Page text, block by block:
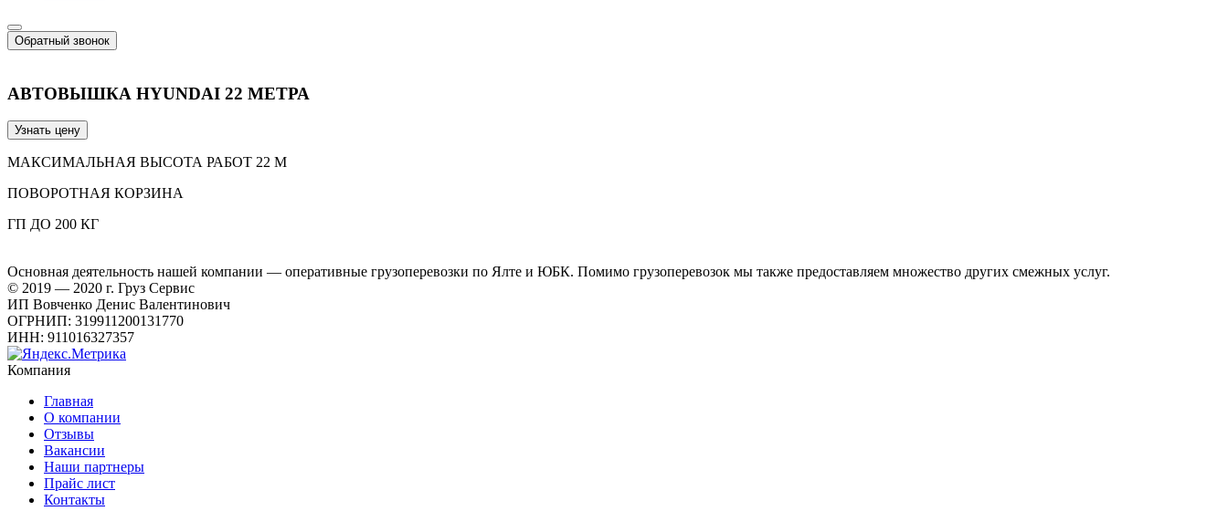
Обратный звонок
АВТОВЫШКА HYUNDAI 22 МЕТРА
Узнать цену
МАКСИМАЛЬНАЯ ВЫСОТА РАБОТ 22 М
ПОВОРОТНАЯ КОРЗИНА
ГП ДО 200 КГ
Основная деятельность нашей компании — оперативные грузоперевозки по Ялте и ЮБК. Помимо грузоперевозок мы также предоставляем множество других смежных услуг.
© 2019 — 2020 г. Груз Сервис
ИП Вовченко Денис Валентинович
ОГРНИП: 319911200131770
ИНН: 911016327357
Компания
Главная
О компании
Отзывы
Вакансии
Наши партнеры
Прайс лист
Контакты